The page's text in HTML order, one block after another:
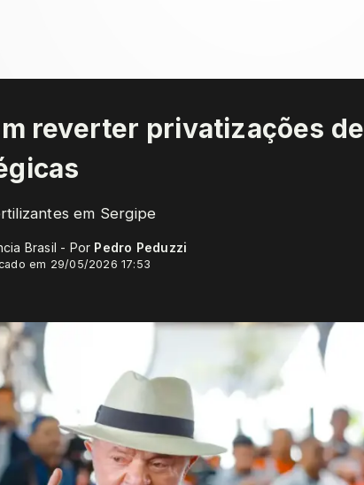
reverter privatizações de
em Sergipe
Brasil - Por Pedro Peduzzi
em 29/05/2026 17:53